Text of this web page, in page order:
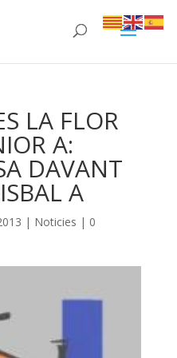
LA FLOR
A:
DAVANT
A
| Noticies | 0